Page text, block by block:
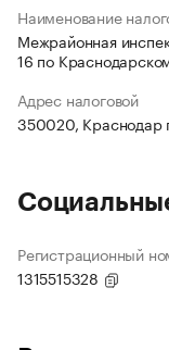
Наименование
Межрайонная
16 по
Адрес налоговой
350020, Краснодар
Регистрационный
1315515328